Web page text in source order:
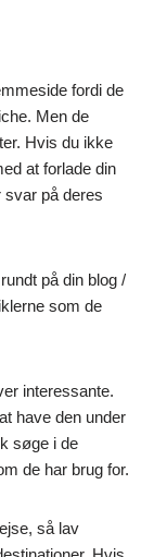
fordi de
Men de
Hvis du ikke
at forlade din
svar på deres
på din blog /
som de
interessante.
have den under
søge i de
de har brug for.
så lav